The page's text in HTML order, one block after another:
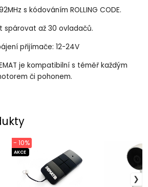
s kódováním ROLLING CODE.
spárovat až 30 ovladačů.
přijímače: 12-24V
je kompatibilní s téměř každým
či pohonem.
AKCE
- 10%